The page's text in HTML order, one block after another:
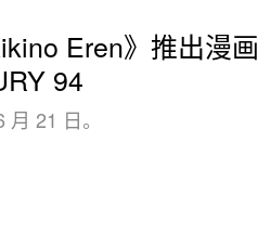
Eren》推出漫画
94
21 日。